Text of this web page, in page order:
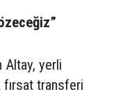
Altay, yerli
fırsat transferi